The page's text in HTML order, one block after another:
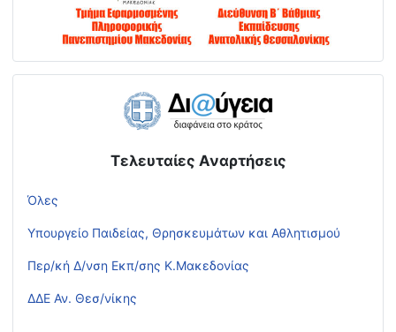
Τελευταίες Αναρτήσεις
Όλες
Υπουργείο Παιδείας, Θρησκευμάτων και Αθλητισμού
Περ/κή Δ/νση Εκπ/σης Κ.Μακεδονίας
ΔΔΕ Αν. Θεσ/νίκης